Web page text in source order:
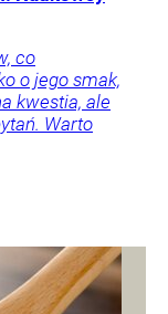
co
o jego smak,
kwestia, ale
Warto